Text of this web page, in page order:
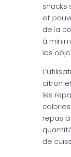
snacks
et
de la
à
les
citron
les
repas
de